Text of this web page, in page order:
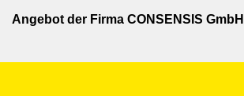
letzten gemeinsamen Team-Weekend
Angebot der Firma CONSENSIS GmbH